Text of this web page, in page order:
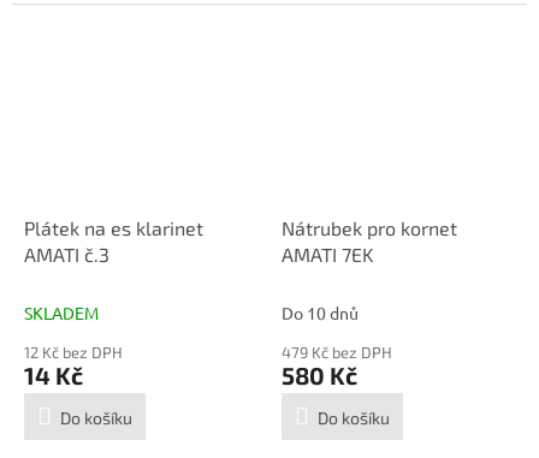
Plátek na es klarinet
AMATI č.3
SKLADEM
12 Kč bez DPH
14 Kč
Do košíku
Nátrubek pro kornet
AMATI 7EK
Do 10 dnů
479 Kč bez DPH
580 Kč
Do košíku